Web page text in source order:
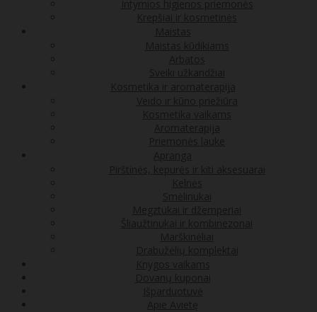
Intymios higienos priemonės
Krepšiai ir kosmetinės
Maistas
Maistas kūdikiams
Arbatos
Sveiki užkandžiai
Kosmetika ir aromaterapija
Veido ir kūno priežiūra
Kosmetika vaikams
Aromaterapija
Priemonės lauke
Apranga
Pirštinės, kepurės ir kiti aksesuarai
Kelnės
Smėlinukai
Megztukai ir džemperiai
Šliaužtinukai ir kombinezonai
Marškinėliai
Drabužėlių komplektai
Knygos vaikams
Dovanų kuponai
Išparduotuvė
Apie Avietę